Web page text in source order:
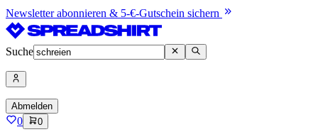
Newsletter abonnieren & 5-€-Gutschein sichern
Suche
Abmelden
0 0